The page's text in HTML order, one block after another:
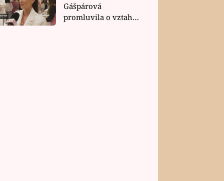
Gášpárová
promluvila o vztahu